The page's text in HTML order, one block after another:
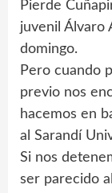
Pierde
juvenil Álvaro
domingo.
Pero cuando
previo nos
hacemos en
al Sarandí
Si nos
ser parecido